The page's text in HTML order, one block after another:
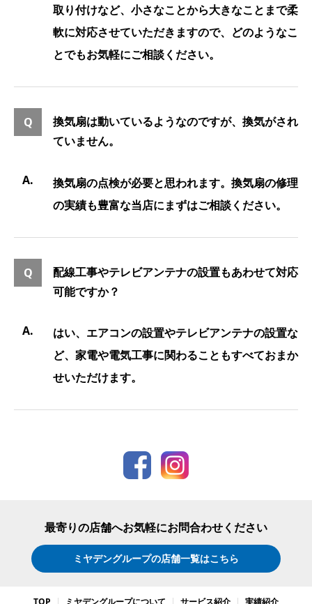
取り付けなど、小さなことから大きなことまで柔
軟に対応させていただきますので、どのようなこ
とでもお気軽にご相談ください。
換気扇は動いているようなのですが、換気がされ
ていません。
換気扇の点検が必要と思われます。換気扇の修理
の実績も豊富な当店にまずはご相談ください。
配線工事やテレビアンテナの設置もあわせて対応
可能ですか？
はい、エアコンの設置やテレビアンテナの設置な
ど、家電や電気工事に関わることもすべておまか
せいただけます。
最寄りの店舗へお気軽にお問合わせください
ミヤデングループの店舗一覧はこちら